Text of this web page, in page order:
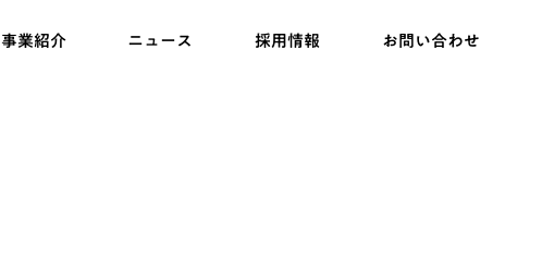
事業紹介 ニュース 採用情報 お問い合わせ